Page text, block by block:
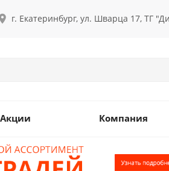
г. Екатеринбург, ул. Шварца 17, ТГ
Акции Компания